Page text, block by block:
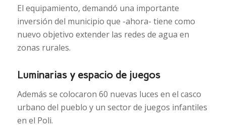
El equipamiento, demandó una importante
inversión del municipio que -ahora- tiene como
nuevo objetivo extender las redes de agua en
zonas rurales.
Luminarias y espacio de juegos
Además se colocaron 60 nuevas luces en el casco
urbano del pueblo y un sector de juegos infantiles
en el Poli.